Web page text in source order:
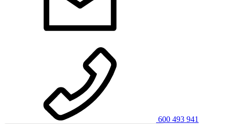
600 493 941